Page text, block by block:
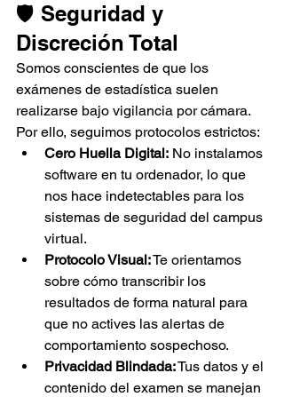
🛡️ Seguridad y
Discreción Total
Somos conscientes de que los
exámenes de estadística suelen
realizarse bajo vigilancia por cámara.
Por ello, seguimos protocolos estrictos:
Cero Huella Digital: No instalamos
software en tu ordenador, lo que
nos hace indetectables para los
sistemas de seguridad del campus
virtual.
Protocolo Visual: Te orientamos
sobre cómo transcribir los
resultados de forma natural para
que no actives las alertas de
comportamiento sospechoso.
Privacidad Blindada: Tus datos y el
contenido del examen se manejan